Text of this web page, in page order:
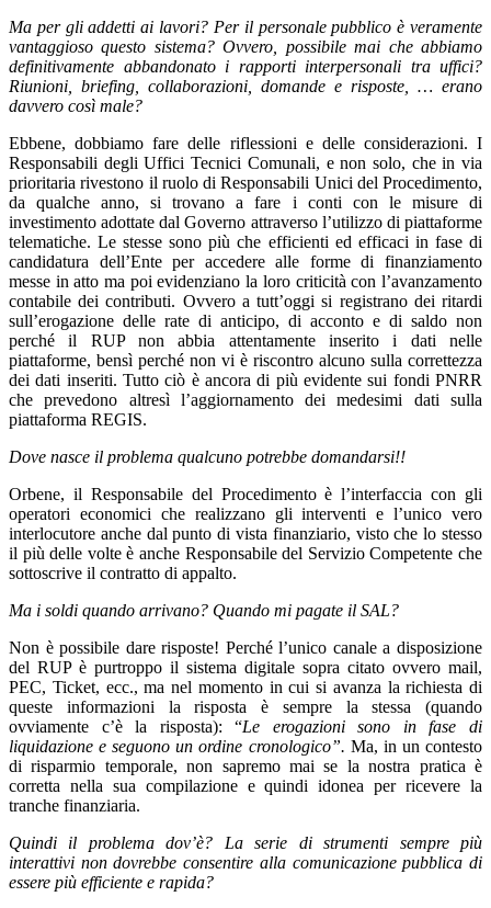
Ma per gli addetti ai lavori? Per il personale pubblico è veramente
vantaggioso questo sistema? Ovvero, possibile mai che abbiamo
definitivamente abbandonato i rapporti interpersonali tra uffici?
Riunioni, briefing, collaborazioni, domande e risposte, … erano
davvero così male?
Ebbene, dobbiamo fare delle riflessioni e delle considerazioni. I
Responsabili degli Uffici Tecnici Comunali, e non solo, che in via
prioritaria rivestono il ruolo di Responsabili Unici del Procedimento,
da qualche anno, si trovano a fare i conti con le misure di
investimento adottate dal Governo attraverso l’utilizzo di piattaforme
telematiche. Le stesse sono più che efficienti ed efficaci in fase di
candidatura dell’Ente per accedere alle forme di finanziamento
messe in atto ma poi evidenziano la loro criticità con l’avanzamento
contabile dei contributi. Ovvero a tutt’oggi si registrano dei ritardi
sull’erogazione delle rate di anticipo, di acconto e di saldo non
perché il RUP non abbia attentamente inserito i dati nelle
piattaforme, bensì perché non vi è riscontro alcuno sulla correttezza
dei dati inseriti. Tutto ciò è ancora di più evidente sui fondi PNRR
che prevedono altresì l’aggiornamento dei medesimi dati sulla
piattaforma REGIS.
Dove nasce il problema qualcuno potrebbe domandarsi!!
Orbene, il Responsabile del Procedimento è l’interfaccia con gli
operatori economici che realizzano gli interventi e l’unico vero
interlocutore anche dal punto di vista finanziario, visto che lo stesso
il più delle volte è anche Responsabile del Servizio Competente che
sottoscrive il contratto di appalto.
Ma i soldi quando arrivano? Quando mi pagate il SAL?
Non è possibile dare risposte! Perché l’unico canale a disposizione
del RUP è purtroppo il sistema digitale sopra citato ovvero mail,
PEC, Ticket, ecc., ma nel momento in cui si avanza la richiesta di
queste informazioni la risposta è sempre la stessa (quando
ovviamente c’è la risposta): “Le erogazioni sono in fase di
liquidazione e seguono un ordine cronologico”. Ma, in un contesto
di risparmio temporale, non sapremo mai se la nostra pratica è
corretta nella sua compilazione e quindi idonea per ricevere la
tranche finanziaria.
Quindi il problema dov’è? La serie di strumenti sempre più
interattivi non dovrebbe consentire alla comunicazione pubblica di
essere più efficiente e rapida?